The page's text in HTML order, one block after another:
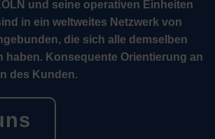
und seine operativen Einheiten
in ein weltweites Netzwerk von
die sich alle demselben
haben. Konsequente Orientierung an
des Kunden.